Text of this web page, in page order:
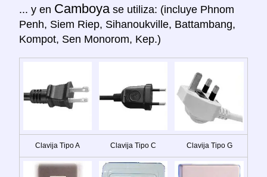
... y en Camboya se utiliza: (incluye Phnom
Penh, Siem Riep, Sihanoukville, Battambang,
Kompot, Sen Monorom, Kep.)
Clavija Tipo A Clavija Tipo C Clavija Tipo G